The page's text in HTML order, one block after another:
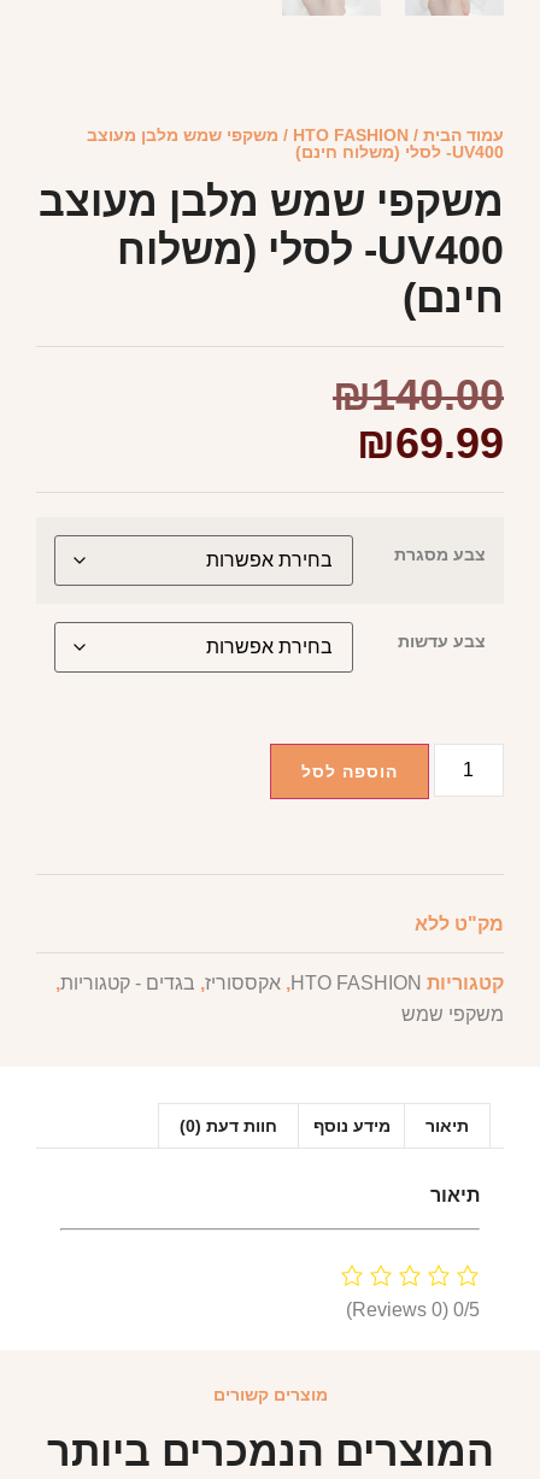
עמוד הבית /
HTO FASHION / משקפי שמש מלבן מעוצב
UV400- לסלי (משלוח חינם)
משקפי שמש מלבן מעוצב
UV400- לסלי (משלוח
חינם)
₪140.00
₪69.99
צבע מסגרת
צבע עדשות
הוספה לסל
מק"ט ללא
קטגוריות HTO FASHION
, אקססוריז, בגדים - קטגוריות,
משקפי שמש
תיאור מידע נוסף חוות דעת (0)
תיאור
0/5
(0 Reviews)
מוצרים קשורים
המוצרים הנמכרים ביותר